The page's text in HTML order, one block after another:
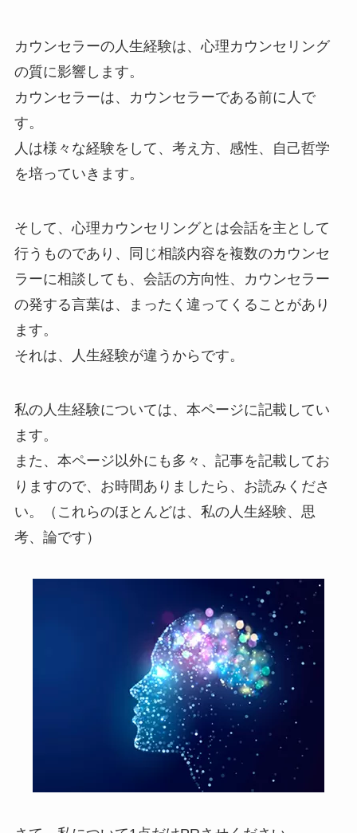
カウンセラーの人生経験は、心理カウンセリング
の質に影響します。
カウンセラーは、カウンセラーである前に人で
す。
人は様々な経験をして、考え方、感性、自己哲学
を培っていきます。
そして、心理カウンセリングとは会話を主として
行うものであり、同じ相談内容を複数のカウンセ
ラーに相談しても、会話の方向性、カウンセラー
の発する言葉は、まったく違ってくることがあり
ます。
それは、人生経験が違うからです。
私の人生経験については、本ページに記載してい
ます。
また、本ページ以外にも多々、記事を記載してお
りますので、お時間ありましたら、お読みくださ
い。（これらのほとんどは、私の人生経験、思
考、論です）